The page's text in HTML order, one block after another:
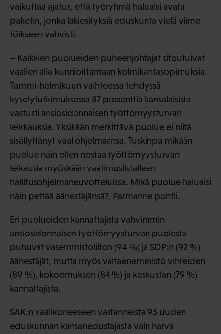
vaikuttaa ajatus, että työryhmä haluaisi avata
paketin, jonka lakiesityksiä eduskunta vielä viime
töikseen vahvisti.
– Kaikkien puolueiden puheenjohtajat sitoutuivat
vaalien alla kunnioittamaan kolmikantasopimuksia.
Tammi-helmikuun vaihteessa tehdyssä
kyselytutkimuksessa 87 prosenttia kansalaisista
vastusti ansiosidonnaisen työttömyysturvan
leikkauksia. Yksikään merkittävä puolue ei niitä
sisällyttänyt vaaliohjelmaansa. Tuskinpa mikään
puolue näin ollen nostaa työttömyysturvan
leikausia myöskään vaatimuslistalleen
hallitusohjelmaneuvotteluissa. Mikä puolue haluaisi
näin pettää äänestäjänsä?, Parmanne pohtii.
Eri puolueiden kannattajista vahvimmin
ansiosidonnaisen työttömyysturvan puolesta
puhuvat vasemmistoliiton (94 %) ja SDP:n (92 %)
äänestäjät, mutta myös valtaenemmistö vihreiden
(89 %), kokoomuksen (84 %) ja keskustan (79 %)
kannattajista.
SAK:n vaalikoneeseen vastanneista 95 uuden
eduskunnan kansanedustajasta vain harva